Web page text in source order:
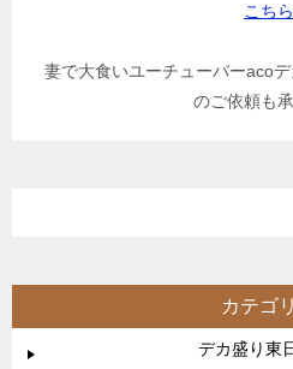
こちら
妻で大食いユーチューバーaco
のご依頼も承
カテゴ
デカ盛り東